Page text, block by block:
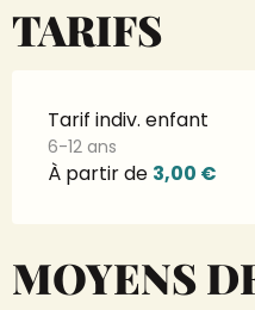
TARIFS
Tarif indiv. enfant
6-12 ans
À partir de 3,00 €
MOYENS